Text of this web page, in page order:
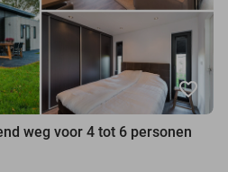
favorite_border
weg voor 4 tot 6 personen